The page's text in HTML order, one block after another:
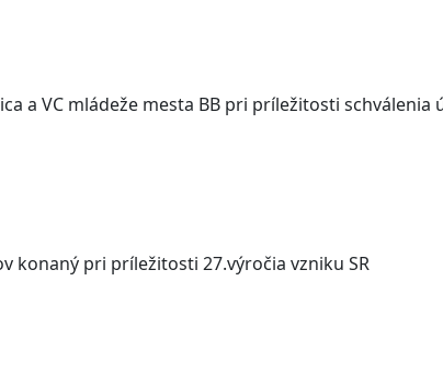
a VC mládeže mesta BB pri príležitosti schválenia
konaný pri príležitosti 27.výročia vzniku SR